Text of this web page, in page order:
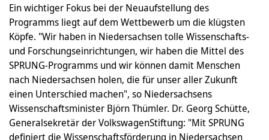
Ein wichtiger Fokus bei der Neuaufstellung des
Programms liegt auf dem Wettbewerb um die klügsten
Köpfe. "Wir haben in Niedersachsen tolle Wissenschafts-
und Forschungseinrichtungen, wir haben die Mittel des
SPRUNG-Programms und wir können damit Menschen
nach Niedersachsen holen, die für unser aller Zukunft
einen Unterschied machen", so Niedersachsens
Wissenschaftsminister Björn Thümler. Dr. Georg Schütte,
Generalsekretär der VolkswagenStiftung: "Mit SPRUNG
definiert die Wissenschaftsförderung in Niedersachsen